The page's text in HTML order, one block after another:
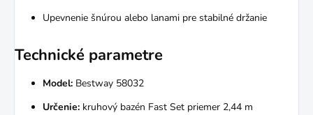
Upevnenie šnúrou alebo lanami pre stabilné držanie
Technické parametre
Model: Bestway 58032
Určenie: kruhový bazén Fast Set priemer 2,44 m